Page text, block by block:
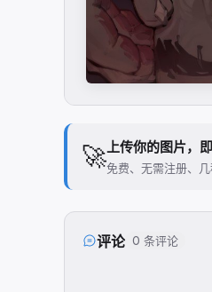
🚀 上传你的图片，
免费、无需注册、
评论 0 条评论